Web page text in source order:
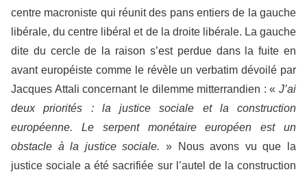
centre macroniste qui réunit des pans entiers de la gauche
libérale, du centre libéral et de la droite libérale. La gauche
dite du cercle de la raison s’est perdue dans la fuite en
avant européiste comme le révèle un verbatim dévoilé par
Jacques Attali concernant le dilemme mitterrandien : « J’ai
deux priorités : la justice sociale et la construction
européenne. Le serpent monétaire européen est un
obstacle à la justice sociale. » Nous avons vu que la
justice sociale a été sacrifiée sur l’autel de la construction